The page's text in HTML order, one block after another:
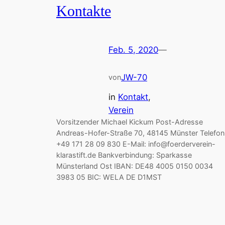
Kontakte
Feb. 5, 2020—
vonJW-70
in Kontakt
Verein
Vorsitzender Michael Kickum Post-Adresse
Andreas-Hofer-Straße 70, 48145 Münster
+49 171 28 09 830 E-Mail: info@foerderverein-
klarastift.de Bankverbindung: Sparkasse
Münsterland Ost IBAN: DE48 4005 0150 0034
3983 05 BIC: WELA DE D1MST